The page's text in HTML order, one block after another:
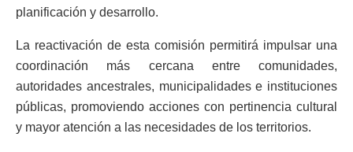
planificación y desarrollo.
La reactivación de esta comisión permitirá impulsar una
coordinación más cercana entre comunidades,
autoridades ancestrales, municipalidades e instituciones
públicas, promoviendo acciones con pertinencia cultural
y mayor atención a las necesidades de los territorios.